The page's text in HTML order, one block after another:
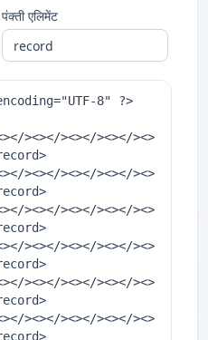
पंक्ती एलिमेंट